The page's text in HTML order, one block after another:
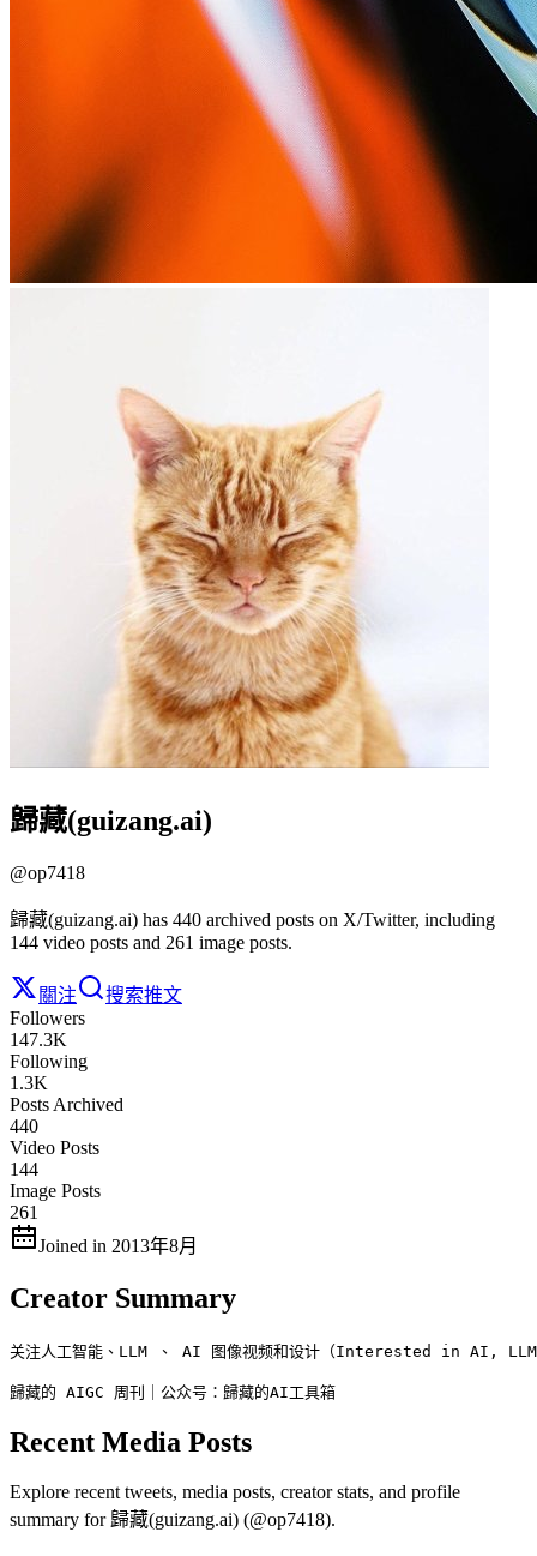
歸藏(guizang.ai)
@op7418
歸藏(guizang.ai) has 440 archived posts on X/Twitter, including
144 video posts and 261 image posts.
關注
搜索推文
Followers
147.3K
Following
1.3K
Posts Archived
440
Video Posts
144
Image Posts
261
Joined in 2013年8月
Creator Summary
关注人工智能、LLM 、 AI 图像视频和设计（Interested in AI,
歸藏的 AIGC 周刊｜公众号：歸藏的AI工具箱
Recent Media Posts
Explore recent tweets, media posts, creator stats, and profile
summary for 歸藏(guizang.ai) (@op7418).